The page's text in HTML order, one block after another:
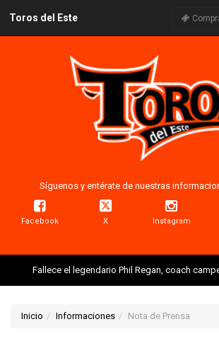
Toros del Este
Síguenos y entérate de nuestras
Facebook X Instagram
Fallece el legendario Phil Regan, coach
Inicio Informaciones Nota de Prensa